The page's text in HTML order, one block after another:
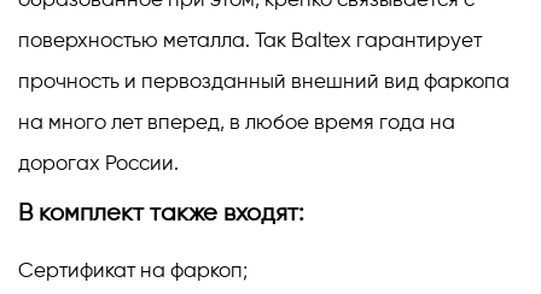
поверхностью металла. Так Baltex гарантирует
прочность и первозданный внешний вид фаркопа
на много лет вперед, в любое время года на
дорогах России.
В комплект также входят:
Сертификат на фаркоп;